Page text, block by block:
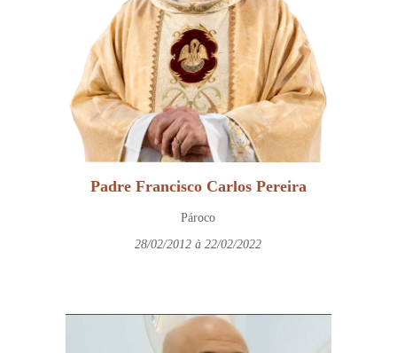
Padre Francisco Carlos Pereira
Pároco
28/02/2012 à 22/02/2022